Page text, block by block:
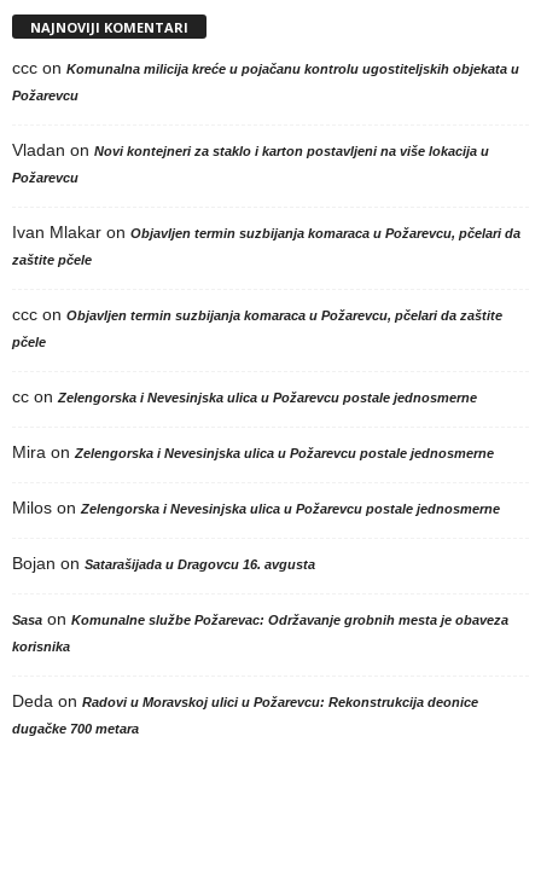
NAJNOVIJI KOMENTARI
ccc on Komunalna milicija kreće u pojačanu kontrolu ugostiteljskih objekata u
Požarevcu
Vladan on Novi kontejneri za staklo i karton postavljeni na više lokacija u
Požarevcu
Ivan Mlakar on Objavljen termin suzbijanja komaraca u Požarevcu, pčelari da
zaštite pčele
ccc on Objavljen termin suzbijanja komaraca u Požarevcu, pčelari da zaštite
pčele
cc on Zelengorska i Nevesinjska ulica u Požarevcu postale jednosmerne
Mira on Zelengorska i Nevesinjska ulica u Požarevcu postale jednosmerne
Milos on Zelengorska i Nevesinjska ulica u Požarevcu postale jednosmerne
Bojan on Satarašijada u Dragovcu 16. avgusta
Sasa on Komunalne službe Požarevac: Održavanje grobnih mesta je obaveza
korisnika
Deda on Radovi u Moravskoj ulici u Požarevcu: Rekonstrukcija deonice
dugačke 700 metara